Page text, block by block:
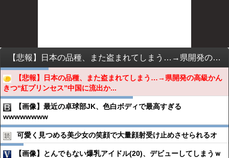
【悲報】日本の品種、また盗まれてしまう…→県開発の高級かんきつ“紅プリンセス”中国に流出か…
【悲報】日本の品種、また盗まれてしまう…→県開発の高級かん
きつ“紅プリンセス”中国に流出か...
【画像】最近の卓球部JK、色白ボディで最高すぎる
wwwwwwww
可愛く見つめる美少女の笑顔で大量顔射受け止めさせられるオ
【画像】とんでもない爆乳アイドル(20)、デビューしてしまうｗ